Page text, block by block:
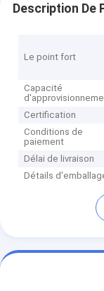
Description De
Le point fort
Capacité
Certification
Conditions de
paiement
Délai de livraison
Détails